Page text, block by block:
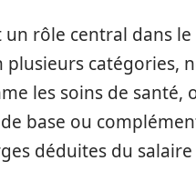
un rôle central dans
plusieurs catégories,
les soins de santé,
base ou
déduites du